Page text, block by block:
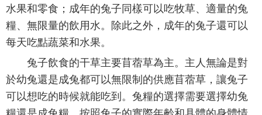
水果和零食；成年的兔子同樣可以吃牧草、適量的兔
糧、無限量的飲用水。除此之外，成年的兔子還可以
每天吃點蔬菜和水果。
兔子飲食的干草主要苜蓿草為主。主人無論是對
於幼兔還是成兔都可以無限制的供應苜蓿草，讓兔子
可以想吃的時候就能吃到。兔糧的選擇需要選擇幼兔